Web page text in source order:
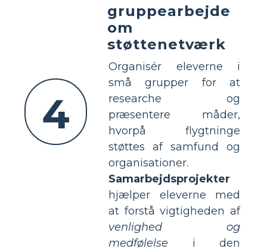
4
gruppearbejde
om
støttenetværk
Organisér eleverne i
små grupper for at
researche og
præsentere måder,
hvorpå flygtninge
støttes af samfund og
organisationer.
Samarbejdsprojekter
hjælper eleverne med
at forstå vigtigheden af
venlighed og
medfølelse i den